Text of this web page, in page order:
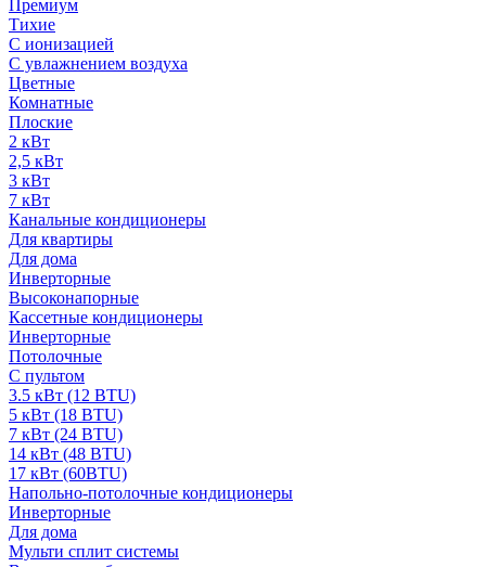
Премиум
Тихие
С ионизацией
С увлажнением воздуха
Цветные
Комнатные
Плоские
2 кВт
2,5 кВт
3 кВт
7 кВт
Канальные кондиционеры
Для квартиры
Для дома
Инверторные
Высоконапорные
Кассетные кондиционеры
Инверторные
Потолочные
С пультом
3.5 кВт (12 BTU)
5 кВт (18 BTU)
7 кВт (24 BTU)
14 кВт (48 BTU)
17 кВт (60BTU)
Напольно-потолочные кондиционеры
Инверторные
Для дома
Мульти сплит системы